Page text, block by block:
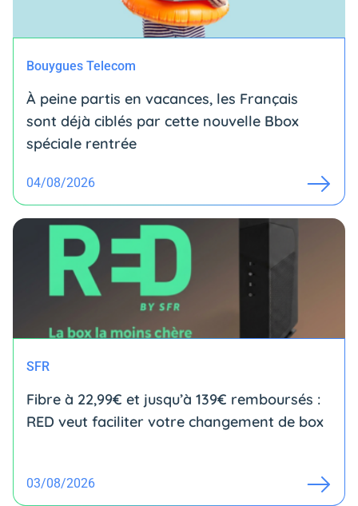
Bouygues Telecom
À peine partis en vacances, les Français
sont déjà ciblés par cette nouvelle Bbox
spéciale rentrée
04/08/2026
SFR
Fibre à 22,99€ et jusqu’à 139€ remboursés :
RED veut faciliter votre changement de box
03/08/2026